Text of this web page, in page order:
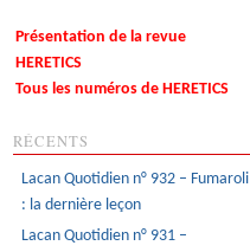
Présentation de la revue
HERETICS
Tous les numéros de HERETICS
RÉCENTS
Lacan Quotidien n° 932 – Fumaroli
: la dernière leçon
Lacan Quotidien n° 931 –